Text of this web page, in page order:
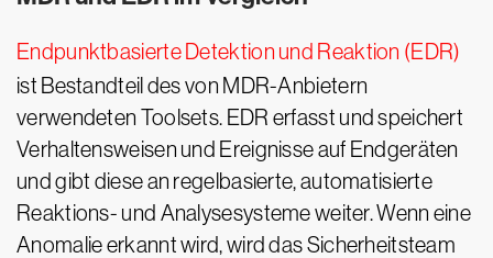
Endpunktbasierte Detektion und Reaktion (EDR)
ist Bestandteil des von MDR-Anbietern
verwendeten Toolsets. EDR erfasst und speichert
Verhaltensweisen und Ereignisse auf Endgeräten
und gibt diese an regelbasierte, automatisierte
Reaktions- und Analysesysteme weiter. Wenn eine
Anomalie erkannt wird, wird das Sicherheitsteam